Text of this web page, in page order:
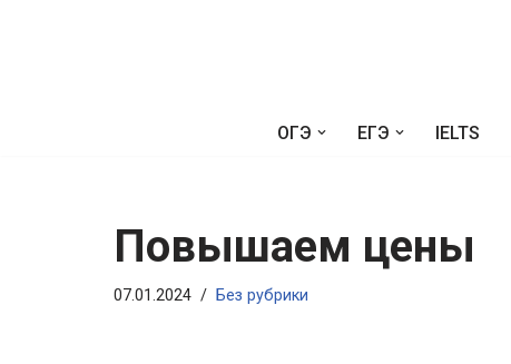
ОГЭ ЕГЭ IELTS
Повышаем цены
07.01.2024 Без рубрики